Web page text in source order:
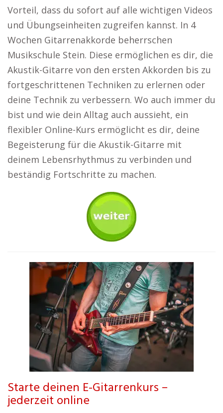
Vorteil, dass du sofort auf alle wichtigen Videos
und Übungseinheiten zugreifen kannst. In 4
Wochen Gitarrenakkorde beherrschen
Musikschule Stein. Diese ermöglichen es dir, die
Akustik-Gitarre von den ersten Akkorden bis zu
fortgeschrittenen Techniken zu erlernen oder
deine Technik zu verbessern. Wo auch immer du
bist und wie dein Alltag auch aussieht, ein
flexibler Online-Kurs ermöglicht es dir, deine
Begeisterung für die Akustik-Gitarre mit
deinem Lebensrhythmus zu verbinden und
beständig Fortschritte zu machen.
Starte deinen E-Gitarrenkurs –
jederzeit online